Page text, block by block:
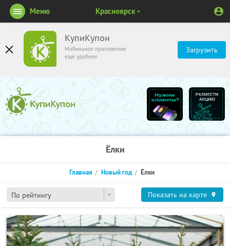
КупиКупон
Мобильное приложение
ещё удобнее
Загрузить
Меню Красноярск
Ёлки
По рейтингу
Главная Новый год Ёлки
Показать на карте